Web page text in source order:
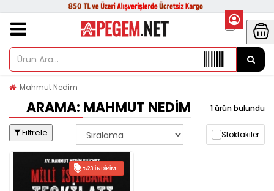
Mahmut Nedim
ARAMA: MAHMUT NEDIM 1 ürün bulundu
Filtrele Stoktakiler
%23 İNDIRIM